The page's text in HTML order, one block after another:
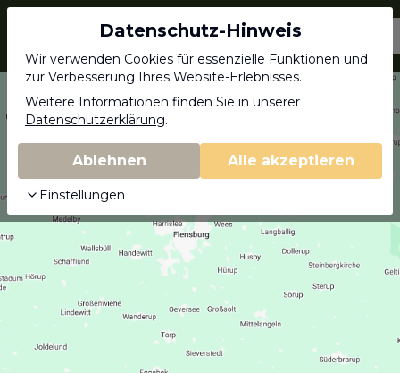
Jagdschein.com
Datenschutz-Hinweis
Wir verwenden Cookies für essenzielle Funktionen und
zur Verbesserung Ihres Website-Erlebnisses.
Weitere Informationen finden Sie in unserer
Datenschutzerklärung.
Ablehnen Alle akzeptieren
Einstellungen